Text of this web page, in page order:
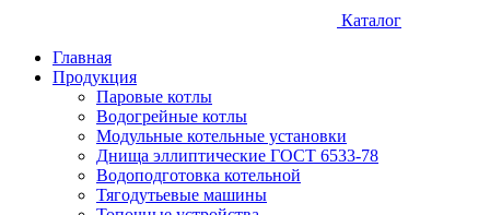
Каталог
Главная
Продукция
Паровые котлы
Водогрейные котлы
Модульные котельные установки
Днища эллиптические ГОСТ 6533-78
Водоподготовка котельной
Тягодутьевые машины